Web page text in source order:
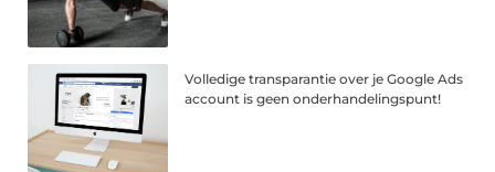
Volledige transparantie over je Google Ads
account is geen onderhandelingspunt!